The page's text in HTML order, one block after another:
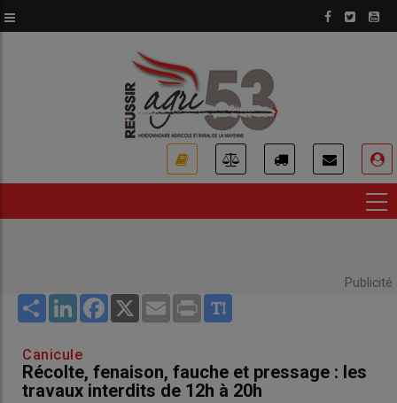
au
Publicité
Share LinkedInFacebook
X Email Print
Canicule
Récolte, fenaison, fauche et pressage : les
travaux interdits de 12h à 20h